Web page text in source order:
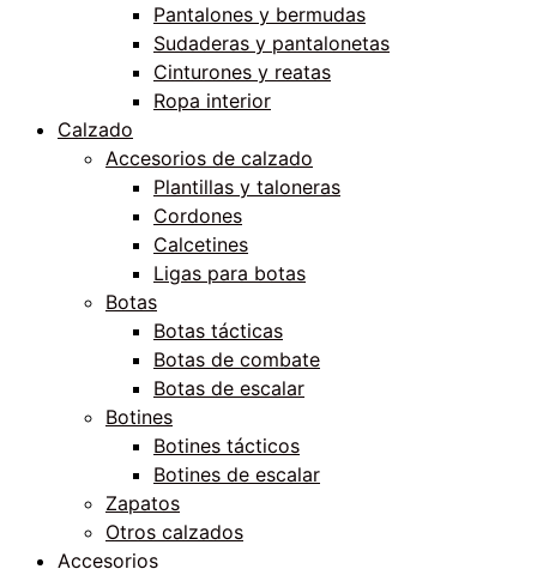
Pantalones y bermudas
Sudaderas y pantalonetas
Cinturones y reatas
Ropa interior
Calzado
Accesorios de calzado
Plantillas y taloneras
Cordones
Calcetines
Ligas para botas
Botas
Botas tácticas
Botas de combate
Botas de escalar
Botines
Botines tácticos
Botines de escalar
Zapatos
Otros calzados
Accesorios